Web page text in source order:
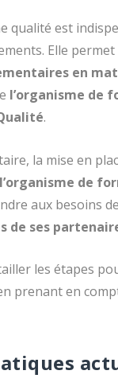
qualité est
Elle permet
en
l’organisme de
.
la mise en
de
aux besoins
de ses
les étapes
prenant en